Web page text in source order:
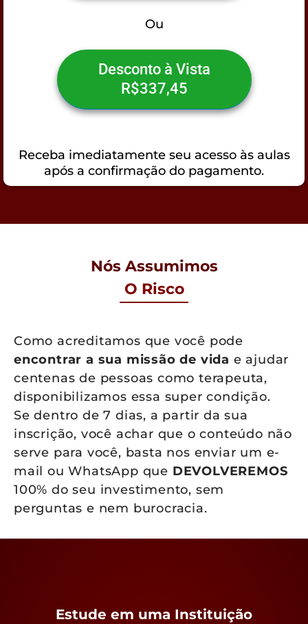
Ou
Desconto à Vista
R$337,45
Receba imediatamente seu acesso às aulas
após a confirmação do pagamento.
Nós Assumimos
O Risco
Como acreditamos que você pode
encontrar a sua missão de vida e ajudar
centenas de pessoas como terapeuta,
disponibilizamos essa super condição.
Se dentro de 7 dias, a partir da sua
inscrição, você achar que o conteúdo não
serve para você, basta nos enviar um e-
mail ou WhatsApp que DEVOLVEREMOS
100% do seu investimento, sem
perguntas e nem burocracia.
Estude em uma Instituição